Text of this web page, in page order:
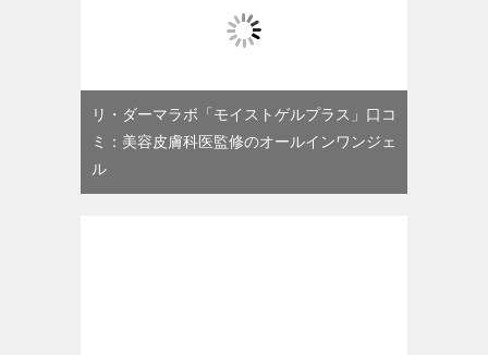
リ・ダーマラボ「モイストゲルプラス」口コ
ミ：美容皮膚科医監修のオールインワンジェ
ル